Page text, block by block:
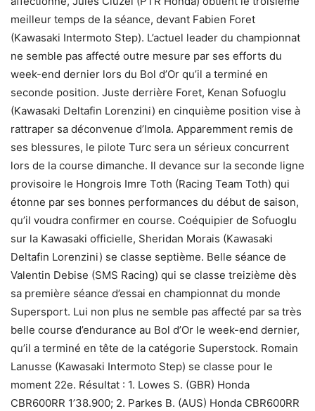
meilleur temps de la séance, devant Fabien Foret
(Kawasaki Intermoto Step). L’actuel leader du championnat
ne semble pas affecté outre mesure par ses efforts du
week-end dernier lors du Bol d’Or qu’il a terminé en
seconde position. Juste derrière Foret, Kenan Sofuoglu
(Kawasaki Deltafin Lorenzini) en cinquième position vise à
rattraper sa déconvenue d’Imola. Apparemment remis de
ses blessures, le pilote Turc sera un sérieux concurrent
lors de la course dimanche. Il devance sur la seconde ligne
provisoire le Hongrois Imre Toth (Racing Team Toth) qui
étonne par ses bonnes performances du début de saison,
qu’il voudra confirmer en course. Coéquipier de Sofuoglu
sur la Kawasaki officielle, Sheridan Morais (Kawasaki
Deltafin Lorenzini) se classe septième. Belle séance de
Valentin Debise (SMS Racing) qui se classe treizième dès
sa première séance d’essai en championnat du monde
Supersport. Lui non plus ne semble pas affecté par sa très
belle course d’endurance au Bol d’Or le week-end dernier,
qu’il a terminé en tête de la catégorie Superstock. Romain
Lanusse (Kawasaki Intermoto Step) se classe pour le
moment 22e. Résultat : 1. Lowes S. (GBR) Honda
CBR600RR 1’38.900; 2. Parkes B. (AUS) Honda CBR600RR